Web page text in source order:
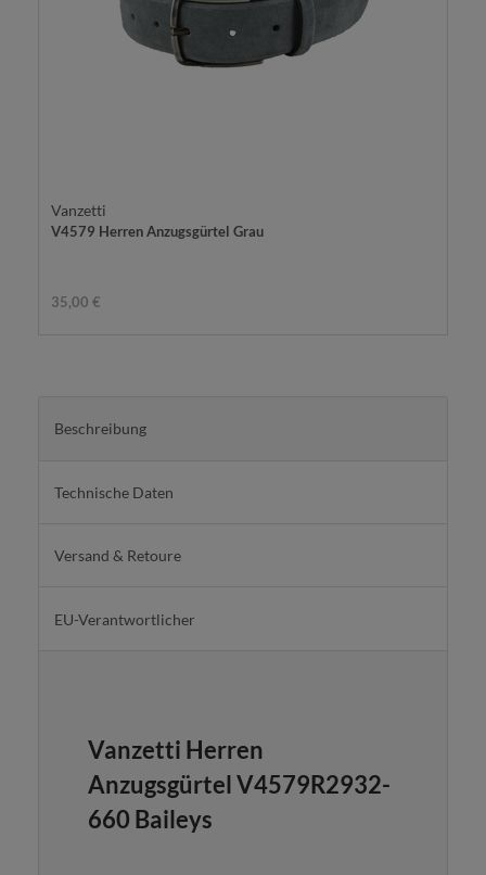
Vanzetti
V4579 Herren Anzugsgürtel Grau
35,00 €
Beschreibung
Technische Daten
Versand & Retoure
EU-Verantwortlicher
Vanzetti Herren
Anzugsgürtel V4579R2932-
660 Baileys